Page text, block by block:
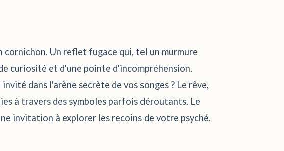
Un reflet fugace qui, tel un murmure
curiosité et d'une pointe d'incompréhension.
dans l'arène secrète de vos songes ? Le rêve,
à travers des symboles parfois déroutants. Le
invitation à explorer les recoins de votre psyché.